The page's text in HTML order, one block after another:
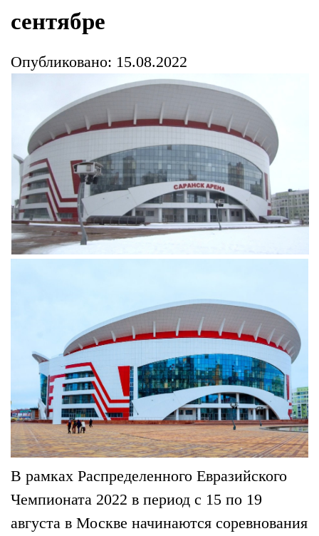
сентябре
Опубликовано: 15.08.2022
В рамках Распределенного Евразийского
Чемпионата 2022 в период с 15 по 19
августа в Москве начинаются соревнования